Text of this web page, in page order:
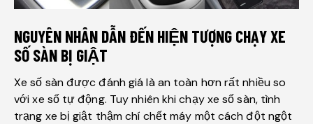
NGUYÊN NHÂN DẪN ĐẾN HIỆN TƯỢNG CHẠY XE
SỐ SÀN BỊ GIẬT
Xe số sàn được đánh giá là an toàn hơn rất nhiều so
với xe số tự động. Tuy nhiên khi chạy xe số sàn, tình
trạng xe bị giật thậm chí chết máy một cách đột ngột